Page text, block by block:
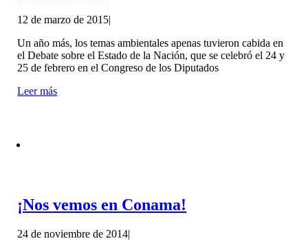
12 de marzo de 2015|
Un año más, los temas ambientales apenas tuvieron cabida en
el Debate sobre el Estado de la Nación, que se celebró el 24 y
25 de febrero en el Congreso de los Diputados
Leer más
¡Nos vemos en Conama!
24 de noviembre de 2014|